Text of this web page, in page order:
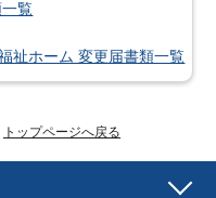
一覧
祉ホーム 変更届書類一覧
トップページへ戻る